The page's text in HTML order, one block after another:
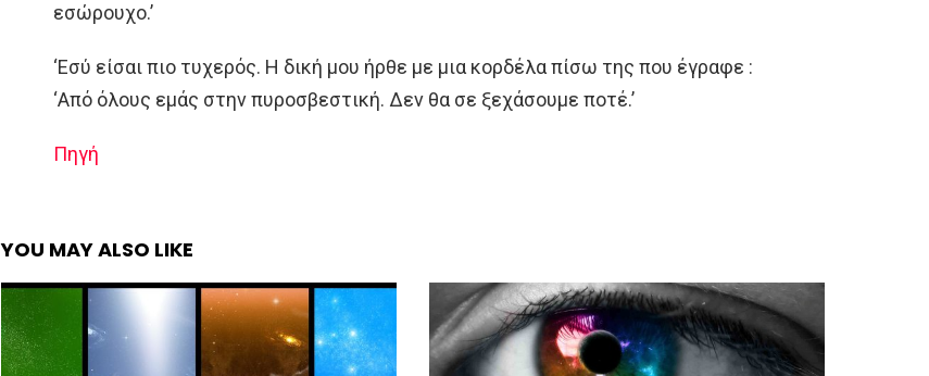
εσώρουχο.’
‘Εσύ είσαι πιο τυχερός. Η δική μου ήρθε με μια κορδέλα πίσω της που έγραφε :
‘Από όλους εμάς στην πυροσβεστική. Δεν θα σε ξεχάσουμε ποτέ.’
Πηγή
YOU MAY ALSO LIKE